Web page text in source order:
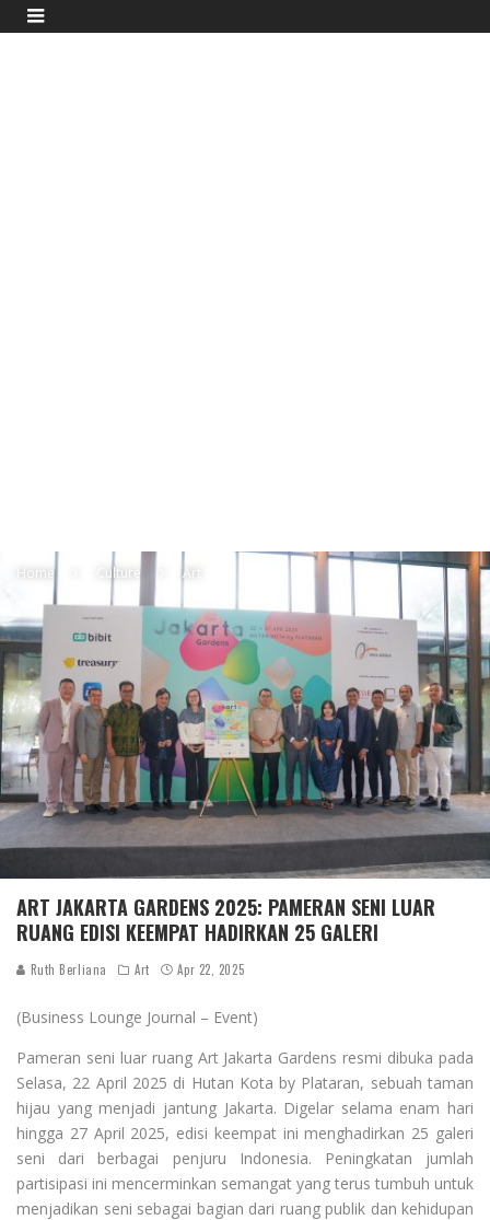
Home Culture Art
ART JAKARTA GARDENS 2025: PAMERAN SENI LUAR
RUANG EDISI KEEMPAT HADIRKAN 25 GALERI
Ruth Berliana Art Apr 22, 2025
(Business Lounge Journal – Event)
Pameran seni luar ruang Art Jakarta Gardens resmi dibuka pada
Selasa, 22 April 2025 di Hutan Kota by Plataran, sebuah taman
hijau yang menjadi jantung Jakarta. Digelar selama enam hari
hingga 27 April 2025, edisi keempat ini menghadirkan 25 galeri
seni dari berbagai penjuru Indonesia. Peningkatan jumlah
partisipasi ini mencerminkan semangat yang terus tumbuh untuk
menjadikan seni sebagai bagian dari ruang publik dan kehidupan